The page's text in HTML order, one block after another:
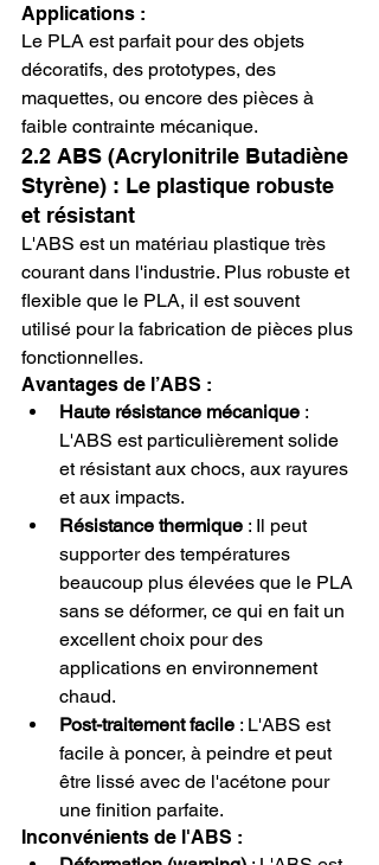
Applications :
Le PLA est parfait pour des objets
décoratifs, des prototypes, des
maquettes, ou encore des pièces à
faible contrainte mécanique.
2.2 ABS (Acrylonitrile Butadiène
Styrène) : Le plastique robuste
et résistant
L'ABS est un matériau plastique très
courant dans l'industrie. Plus robuste et
flexible que le PLA, il est souvent
utilisé pour la fabrication de pièces plus
fonctionnelles.
Avantages de l’ABS :
Haute résistance mécanique :
L'ABS est particulièrement solide
et résistant aux chocs, aux rayures
et aux impacts.
Résistance thermique : Il peut
supporter des températures
beaucoup plus élevées que le PLA
sans se déformer, ce qui en fait un
excellent choix pour des
applications en environnement
chaud.
Post-traitement facile : L'ABS est
facile à poncer, à peindre et peut
être lissé avec de l'acétone pour
une finition parfaite.
Inconvénients de l'ABS :